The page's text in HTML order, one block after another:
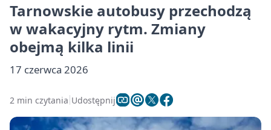
Tarnowskie autobusy przechodzą
w wakacyjny rytm. Zmiany
obejmą kilka linii
17 czerwca 2026
2 min czytania Udostępnij